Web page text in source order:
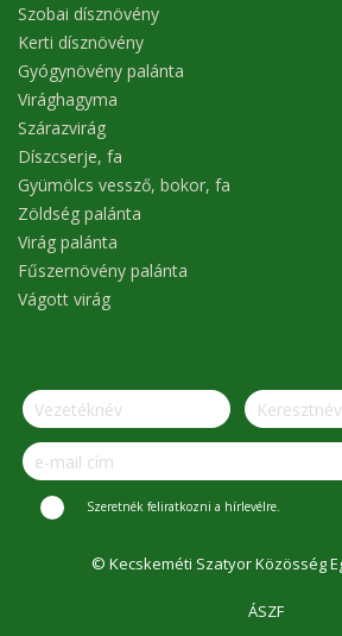
Szobai dísznövény
Kerti dísznövény
Gyógynövény palánta
Virághagyma
Szárazvirág
Díszcserje, fa
Gyümölcs vessző, bokor, fa
Zöldség palánta
Virág palánta
Fűszernövény palánta
Vágott virág
Szeretnék feliratkozni a hírlevélre.
© Kecskeméti Szatyor Közösség
ÁSZF